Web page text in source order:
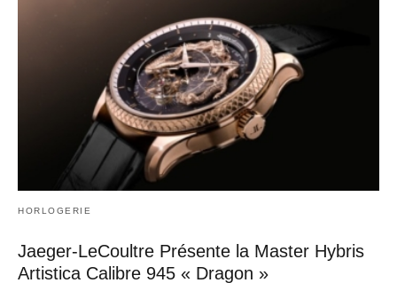
HORLOGERIE
Jaeger-LeCoultre Présente la Master Hybris
Artistica Calibre 945 « Dragon »